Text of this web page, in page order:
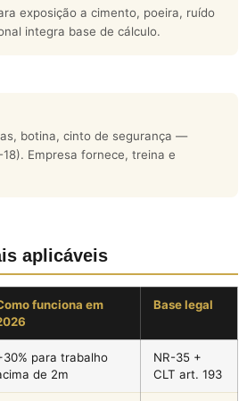
exposição a cimento, poeira, ruído
integra base de cálculo.
botina, cinto de segurança —
Empresa fornece, treina e
aplicáveis
funciona em
Base legal
para trabalho
de 2m
NR-35 +
CLT art. 193